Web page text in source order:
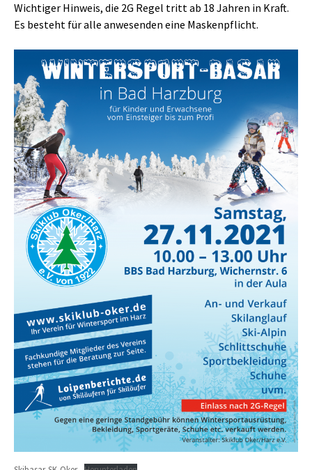
Wichtiger Hinweis, die 2G Regel tritt ab 18 Jahren in Kraft.
Es besteht für alle anwesenden eine Maskenpflicht.